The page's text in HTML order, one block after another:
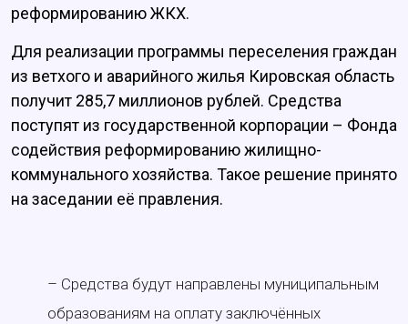
реформированию ЖКХ.
Для реализации программы переселения граждан
из ветхого и аварийного жилья Кировская область
получит 285,7 миллионов рублей. Средства
поступят из государственной корпорации – Фонда
содействия реформированию жилищно-
коммунального хозяйства. Такое решение принято
на заседании её правления.
– Средства будут направлены муниципальным
образованиям на оплату заключённых